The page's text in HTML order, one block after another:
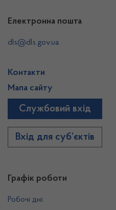
Графік роботи
Робочі дні:
Електронна пошта
dls@dls.gov.ua
Контакти
Мапа сайту
Службовий вхід
Вхід для суб’єктів